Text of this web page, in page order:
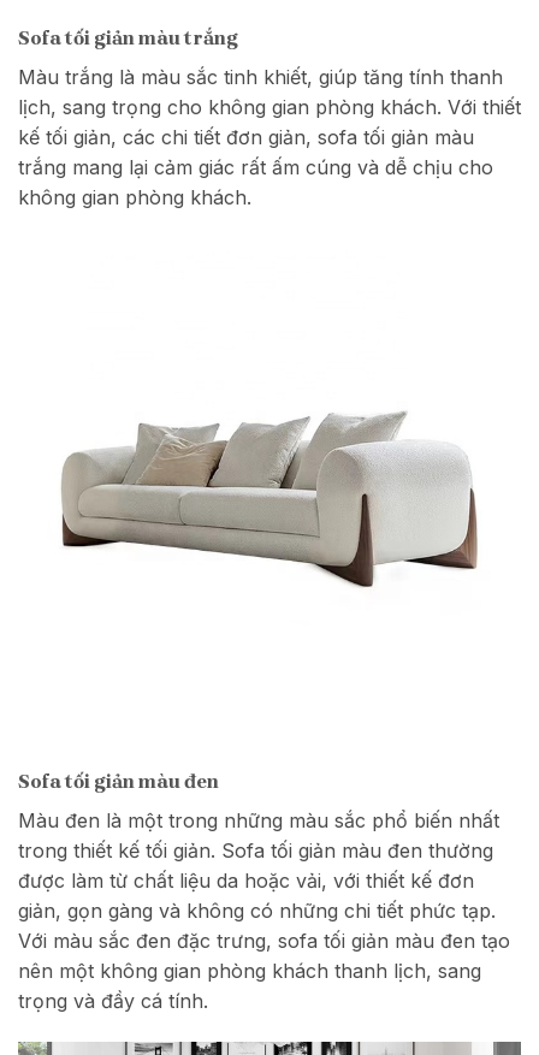
Sofa tối giản màu trắng
Màu trắng là màu sắc tinh khiết, giúp tăng tính thanh
lịch, sang trọng cho không gian phòng khách. Với thiết
kế tối giản, các chi tiết đơn giản, sofa tối giản màu
trắng mang lại cảm giác rất ấm cúng và dễ chịu cho
không gian phòng khách.
Sofa tối giản màu đen
Màu đen là một trong những màu sắc phổ biến nhất
trong thiết kế tối giản. Sofa tối giản màu đen thường
được làm từ chất liệu da hoặc vải, với thiết kế đơn
giản, gọn gàng và không có những chi tiết phức tạp.
Với màu sắc đen đặc trưng, sofa tối giản màu đen tạo
nên một không gian phòng khách thanh lịch, sang
trọng và đầy cá tính.